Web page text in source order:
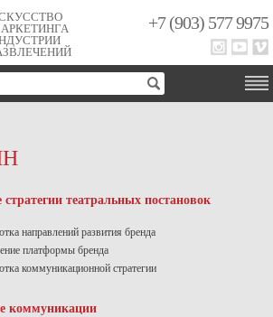
+7 (903) 577 9975
театральных постановок
направлений развития бренда
платформы бренда
коммуникационной стратегии
коммуникации